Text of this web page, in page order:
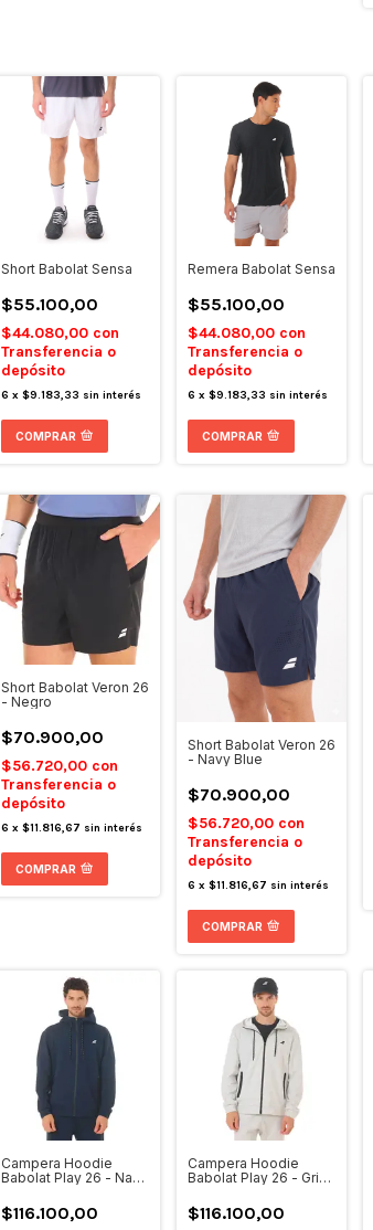
Short Babolat Sensa
$55.100,00
$44.080,00 con
Transferencia o
depósito
6 x $9.183,33 sin interés
COMPRAR
Remera Babolat Sensa
$55.100,00
$44.080,00 con
Transferencia o
depósito
6 x $9.183,33 sin interés
COMPRAR
Short Babolat Veron 26
- Negro
$70.900,00
$56.720,00 con
Transferencia o
depósito
6 x $11.816,67 sin interés
COMPRAR
Short Babolat Veron 26
- Navy Blue
$70.900,00
$56.720,00 con
Transferencia o
depósito
6 x $11.816,67 sin interés
COMPRAR
Campera Hoodie
Babolat Play 26 - Navy
$116.100,00
Campera Hoodie
Babolat Play 26 - Gris
$116.100,00